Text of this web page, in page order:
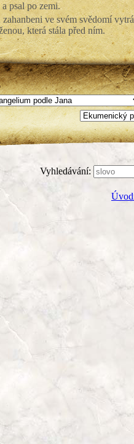
psal po zemi.
ve svém svědomí
která stála před ním.
Vyhledávání: